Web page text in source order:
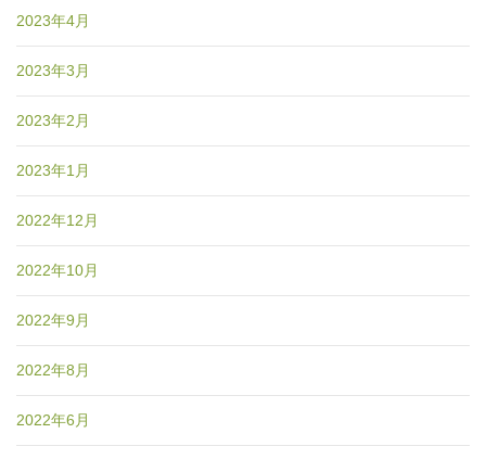
2023年4月
2023年3月
2023年2月
2023年1月
2022年12月
2022年10月
2022年9月
2022年8月
2022年6月